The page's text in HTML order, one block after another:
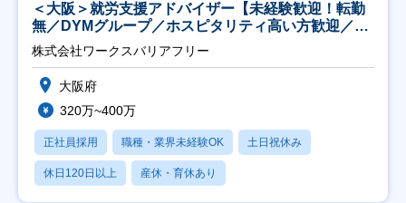
＜大阪＞就労支援アドバイザー【未経験歓迎！転勤
無／DYMグループ／ホスピタリティ高い方歓迎／土
日祝】
株式会社ワークスバリアフリー
大阪府
320万~400万
正社員採用 職種・業界未経験OK 土日祝休み
休日120日以上 産休・育休あり